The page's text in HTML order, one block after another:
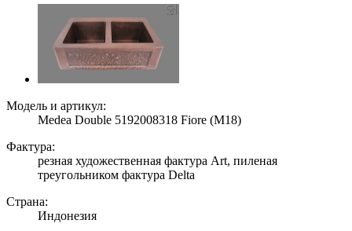
Модель и артикул:
Medea Double 5192008318 Fiore (M18)
Фактура:
резная художественная фактура Art, пиленая
треугольником фактура Delta
Страна:
Индонезия